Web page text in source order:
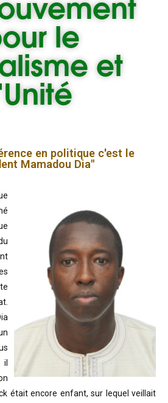
le
et
l'Unité
en politique c'est le
Mamadou Dia"
il
était encore enfant, sur lequel veillait